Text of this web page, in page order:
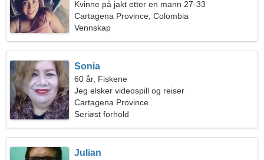
Kvinne på jakt etter en mann 27-33
Cartagena Province, Colombia
Vennskap
Sonia
60 år, Fiskene
Jeg elsker videospill og reiser
Cartagena Province
Seriøst forhold
Julian